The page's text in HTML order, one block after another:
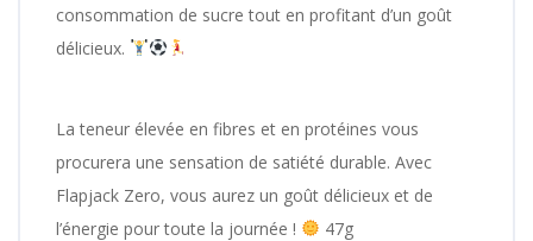
consommation de sucre tout en profitant d’un goût
délicieux.
La teneur élevée en fibres et en protéines vous
procurera une sensation de satiété durable. Avec
Flapjack Zero, vous aurez un goût délicieux et de
l’énergie pour toute la journée !
47g